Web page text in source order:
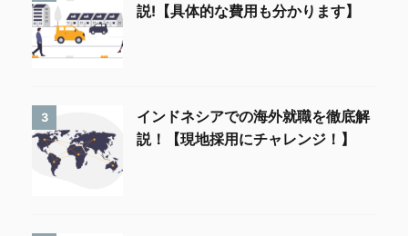
説!【具体的な費用も分かります】
3
インドネシアでの海外就職を徹底解
説！【現地採用にチャレンジ！】